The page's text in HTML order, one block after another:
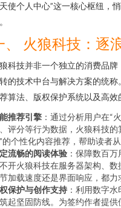
使个人中心”这一核心枢纽，
、 火狼科技：逐
科技并非一个独立的消费品
的技术中台与解决方案的统
算法、版权保护系统以及高效
推荐引擎 ：通过分析用户在“
评分等行为数据，火狼科技
的个性化内容推荐，帮助读者
流畅的阅读体验 ：保障数百
开火狼科技在服务器架构、
加载速度还是界面响应，都力
保护与创作支持 ：利用数字
起坚固防线。为签约作者提